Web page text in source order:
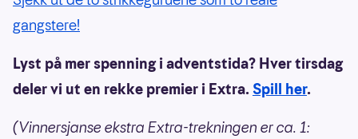
gangstere!
Lyst på mer spenning i adventstida? Hver tirsdag
deler vi ut en rekke premier i Extra. Spill her.
(Vinnersjanse ekstra Extra-trekningen er ca. 1: